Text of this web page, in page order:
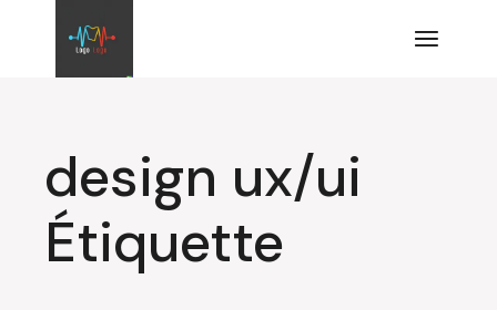
contenu
design ux/ui
Étiquette